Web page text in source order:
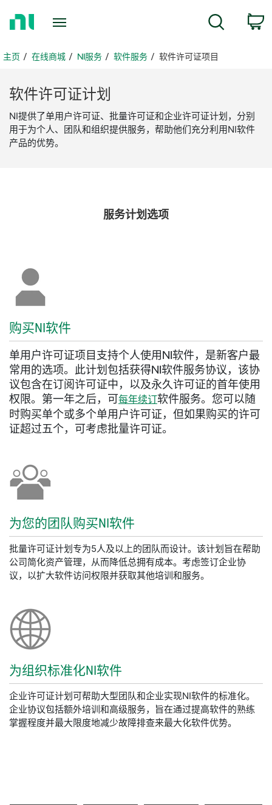
页主页 在线商城 NI服务 软件服务 软件许可证项目
软件许可证计划
NI提供了单用户许可证、批量许可证和企业许可证计划，分别
用于为个人、团队和组织提供服务，帮助他们充分利用NI软件
产品的优势。
服务计划 选项
购买NI软件
单用户许可证项目支持个人使用NI软件，是新客户最
常用的选项。此计划包括获得NI软件服务协议，该协
议包含在订阅许可证中，以及永久许可证的首年使用
权限。第一年之后，可每年续订软件服务。您可以随
时购买单个或多个单用户许可证，但如果购买的许可
证超过五个，可考虑批量许可证。
为您的团队购买NI软件
批量许可证计划专为5人及以上的团队而设计。该计划旨在帮助
公司简化资产管理，从而降低总拥有成本。考虑签订企业协
议，以扩大软件访问权限并获取其他培训和服务。
为组织标准化NI软件
企业许可证计划可帮助大型团队和企业实现NI软件的标准化。
企业协议包括额外培训和高级服务，旨在通过提高软件的熟练
掌握程度并最大限度地减少故障排查来最大化软件优势。